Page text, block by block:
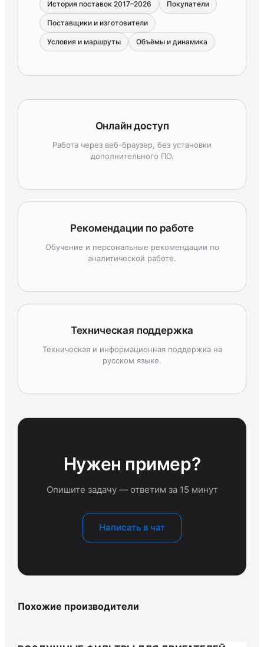
История поставок 2017–2026 Покупатели
Поставщики и изготовители
Условия и маршруты Объёмы и динамика
Онлайн доступ
Работа через веб-браузер, без установки
дополнительного ПО.
Рекомендации по работе
Обучение и персональные рекомендации по
аналитической работе.
Техническая поддержка
Техническая и информационная поддержка на
русском языке.
Нужен пример?
Опишите задачу — ответим за 15 минут
Написать в чат
Похожие производители